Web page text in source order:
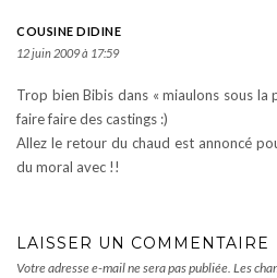
COUSINE DIDINE
12 juin 2009 à 17:59
Trop bien Bibis dans « miaulons sous
faire faire des castings :)
Allez le retour du chaud est annoncé
du moral avec !!
LAISSER UN COMMENTAIRE
Votre adresse e-mail ne sera pas publiée. Les